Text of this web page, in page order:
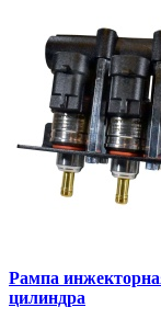
Рампа
цилиндра